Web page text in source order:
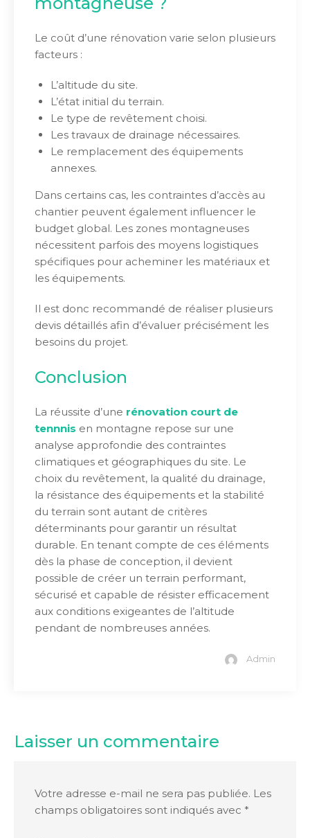
Le coût d’une rénovation varie selon plusieurs
facteurs :
L’altitude du site.
L’état initial du terrain.
Le type de revêtement choisi.
Les travaux de drainage nécessaires.
Le remplacement des équipements
annexes.
Dans certains cas, les contraintes d’accès au
chantier peuvent également influencer le
budget global. Les zones montagneuses
nécessitent parfois des moyens logistiques
spécifiques pour acheminer les matériaux et
les équipements.
Il est donc recommandé de réaliser plusieurs
devis détaillés afin d’évaluer précisément les
besoins du projet.
Conclusion
La réussite d’une rénovation court de
tennnis en montagne repose sur une
analyse approfondie des contraintes
climatiques et géographiques du site. Le
choix du revêtement, la qualité du drainage,
la résistance des équipements et la stabilité
du terrain sont autant de critères
déterminants pour garantir un résultat
durable. En tenant compte de ces éléments
dès la phase de conception, il devient
possible de créer un terrain performant,
sécurisé et capable de résister efficacement
aux conditions exigeantes de l’altitude
pendant de nombreuses années.
Admin
Laisser un commentaire
Votre adresse e-mail ne sera pas publiée. Les
champs obligatoires sont indiqués avec *